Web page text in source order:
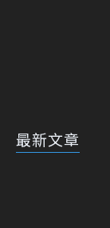
最新文章